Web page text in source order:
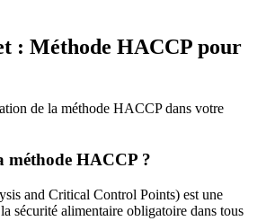
: Méthode HACCP pour
de la méthode HACCP dans votre
méthode HACCP ?
and Critical Control Points) est une
sécurité alimentaire obligatoire dans tous